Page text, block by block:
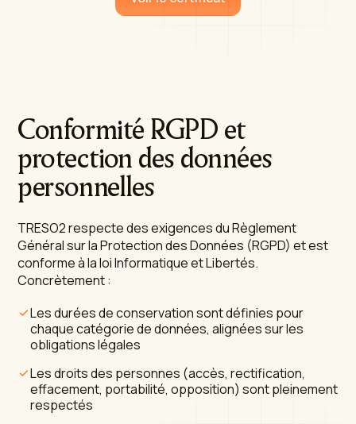
Conformité RGPD et
protection des données
personnelles
TRESO2 respecte des exigences du Règlement
Général sur la Protection des Données (RGPD) et est
conforme à la loi Informatique et Libertés.
Concrètement :
Les durées de conservation sont définies pour
chaque catégorie de données, alignées sur les
obligations légales
Les droits des personnes (accès, rectification,
effacement, portabilité, opposition) sont pleinement
respectés